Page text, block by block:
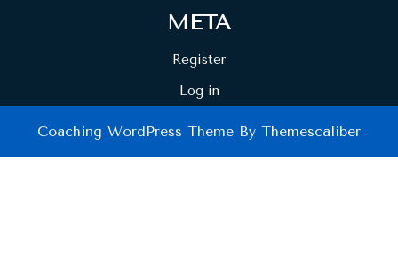
META
Register
Log in
Coaching WordPress Theme By Themescaliber